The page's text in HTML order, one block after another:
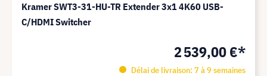
Kramer SWT3-31-HU-TR Extender 3x1 4K60 USB-
C/HDMI Switcher
2 539,00 €*
Délai de livraison: 7 à 9 semaines